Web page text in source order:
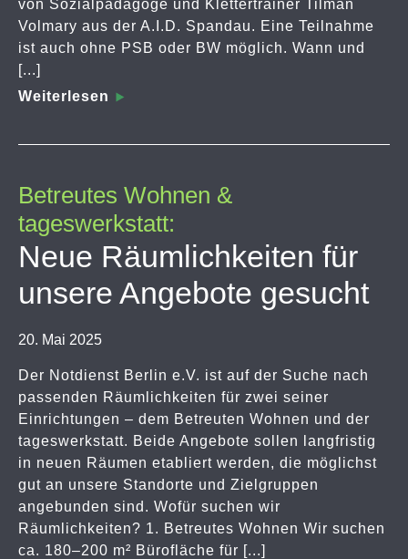
von Sozialpädagoge und Klettertrainer Tilman
Volmary aus der A.I.D. Spandau. Eine Teilnahme
ist auch ohne PSB oder BW möglich. Wann und
[...]
Weiterlesen
Betreutes Wohnen &
tageswerkstatt:
Neue Räumlichkeiten für
unsere Angebote gesucht
20. Mai 2025
Der Notdienst Berlin e.V. ist auf der Suche nach
passenden Räumlichkeiten für zwei seiner
Einrichtungen – dem Betreuten Wohnen und der
tageswerkstatt. Beide Angebote sollen langfristig
in neuen Räumen etabliert werden, die möglichst
gut an unsere Standorte und Zielgruppen
angebunden sind. Wofür suchen wir
Räumlichkeiten? 1. Betreutes Wohnen Wir suchen
ca. 180–200 m² Bürofläche für [...]